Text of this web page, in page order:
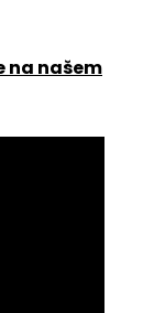
na našem